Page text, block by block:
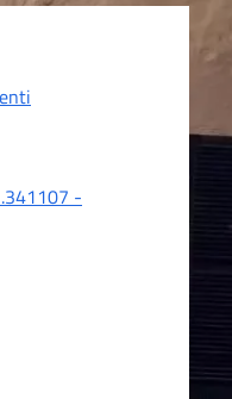
-